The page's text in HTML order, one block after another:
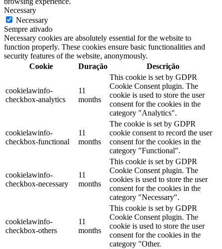
Necessary
Necessary
Sempre ativado
Necessary cookies are absolutely essential for the website to
function properly. These cookies ensure basic functionalities and
security features of the website, anonymously.
Cookie
Duração Descrição
cookielawinfo-
checkbox-analytics
11
months
This cookie is set by GDPR
Cookie Consent plugin. The
cookie is used to store the user
consent for the cookies in the
category "Analytics".
cookielawinfo-
checkbox-functional
11
months
The cookie is set by GDPR
cookie consent to record the user
consent for the cookies in the
category "Functional".
cookielawinfo-
checkbox-necessary
11
months
This cookie is set by GDPR
Cookie Consent plugin. The
cookies is used to store the user
consent for the cookies in the
category "Necessary".
cookielawinfo-
checkbox-others
11
months
This cookie is set by GDPR
Cookie Consent plugin. The
cookie is used to store the user
consent for the cookies in the
category "Other.